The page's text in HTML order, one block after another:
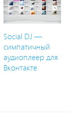
Social DJ —
симпатичный
аудиоплеер для
Вконтакте